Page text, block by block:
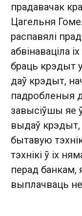
прадавачак
Цагельня
распавялі
абвінаваціла
браць крэдыт
даў крэдыт,
падробленыя
завысіўшы яе
выдаў крэдыт,
бытавую
тэхнікі ў іх
перад банкам,
выплачваць